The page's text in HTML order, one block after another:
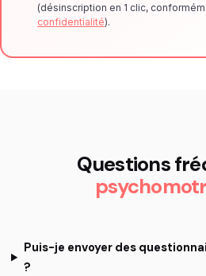
(désinscription en 1 clic,
confidentialité).
Questions
Puis-je envoyer des
?